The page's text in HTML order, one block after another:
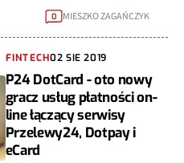
0 MIESZKO ZAGAŃCZYK
FINTECH02 SIE 2019
P24 DotCard - oto nowy
gracz usług płatności on-
line łączący serwisy
Przelewy24, Dotpay i
eCard